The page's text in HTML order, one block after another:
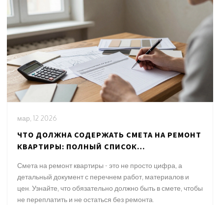
мар, 12 2026
ЧТО ДОЛЖНА СОДЕРЖАТЬ СМЕТА НА РЕМОНТ
КВАРТИРЫ: ПОЛНЫЙ СПИСОК
Смета на ремонт квартиры - это не просто цифра, а
детальный документ с перечнем работ, материалов и
цен. Узнайте, что обязательно должно быть в смете, чтобы
не переплатить и не остаться без ремонта.